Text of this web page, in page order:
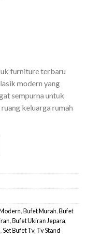
furniture terbaru
modern yang
sempurna untuk
keluarga rumah
,Bufet Murah,Bufet
,Bufet Ukiran Jepara,
,Set Bufet Tv, Tv Stand